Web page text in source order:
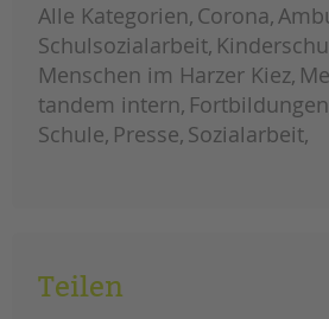
weiterlesenmenschen
im
harzer
kiez:
januar
Alle Kategorien Corona
Schulsozialarbeit
Menschen im Harzer Kiez
tandem intern Fortbildungen
Schule Presse Sozialarbeit
Teilen